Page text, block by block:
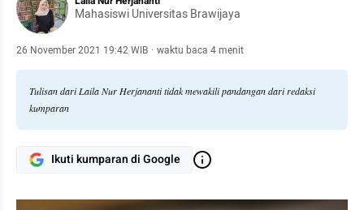
Mahasiswi Universitas Brawijaya
26 November 2021 19:42 WIB · waktu baca 4 menit
Tulisan dari Laila Nur Herjananti tidak mewakili pandangan dari redaksi
kumparan
Ikuti kumparan di Google